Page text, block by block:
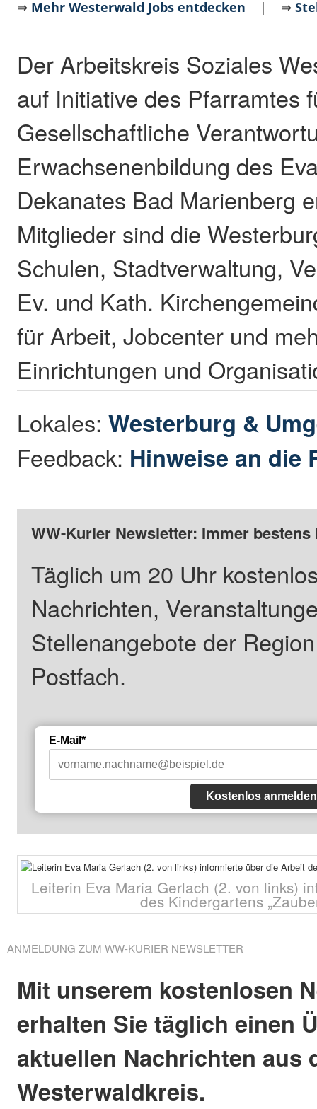
⇒ Mehr Westerwald Jobs entdecken | ⇒
Der Arbeitskreis Soziales
auf Initiative des Pfarramtes
Gesellschaftliche
Erwachsenenbildung des
Dekanates Bad Marienberg
Mitglieder sind die
Schulen, Stadtverwaltung,
Ev. und Kath.
für Arbeit, Jobcenter und
Einrichtungen und
Lokales:Westerburg &
Feedback: Hinweise an die
WW-Kurier Newsletter: Immer
Täglich um 20 Uhr
Nachrichten,
Stellenangebote der
Postfach.
E-Mail*
Kostenlos anmelden
Leiterin Eva Maria Gerlach (2. von links)
des Kindergartens
ANMELDUNG ZUM WW-KURIER NEWSLETTER
Mit unserem kostenlosen
erhalten Sie täglich einen
aktuellen Nachrichten aus
Westerwaldkreis.